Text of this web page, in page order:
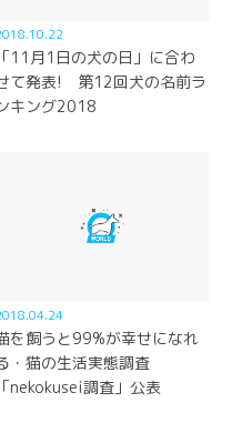
「11月1日の犬の日」に合わ
て発表! 第12回犬の名前ラ
キング2018
を飼うと99%が幸せになれ
・猫の生活実態調査
「nekokusei調査」公表